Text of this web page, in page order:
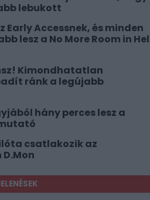
lebukott
Early Accessnek, és minden
lesz a No More Room in
Kimondhatatlan
ránk a legújabb
hány perces lesz a
csatlakozik az